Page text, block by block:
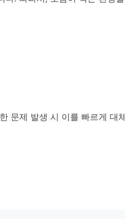
문제 발생 시 이를 빠르게 대체